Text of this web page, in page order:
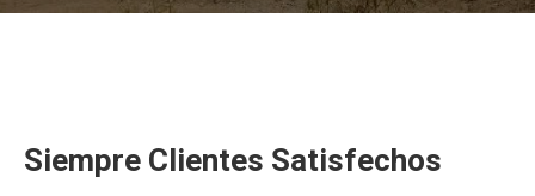
Siempre Clientes Satisfechos